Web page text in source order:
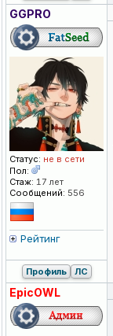
GGPRO
Статус: не в сети
Пол:
Стаж: 17 лет
Сообщений: 556
Рейтинг
Профиль ЛС
EpicOWL